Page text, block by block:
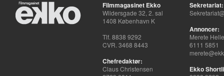
Filmmagasinet Ekko
Wildersgade 32, 2. sal
1408 København K
Tlf. 8838 9292
CVR. 3468 8443
Chefredaktør:
Claus Christensen
Sekretariat:
Annoncer:
Merete
6111 5851
Ekko